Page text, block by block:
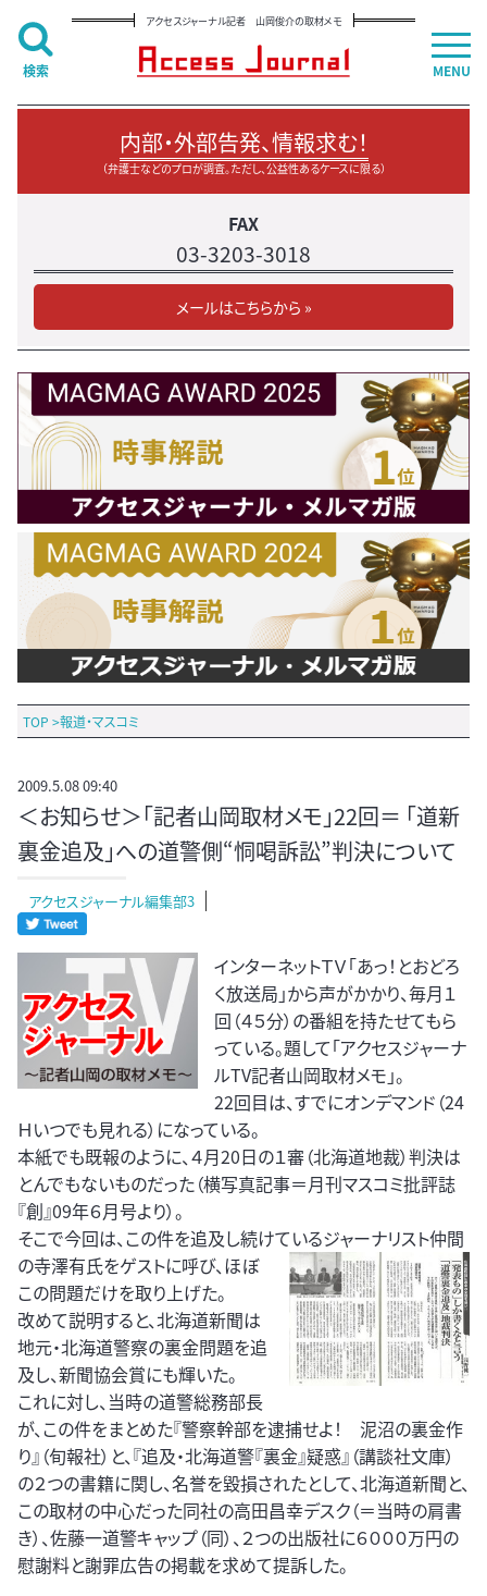
アクセスジャーナル記者 山岡俊介の取材メモ
内部・外部告発、情報求む！
（弁護士などのプロが調査。ただし、公益性あるケースに限る）
FAX
03-3203-3018
メールはこちらから »
TOP >報道・マスコミ
2009.5.08 09:40
＜お知らせ＞「記者山岡取材メモ」22回＝ 「道新
裏金追及」への道警側“恫喝訴訟”判決について
アクセスジャーナル編集部3
インターネットＴＶ「あっ！とおどろ
く放送局」から声がかかり、毎月１
回（４５分）の番組を持たせてもら
っている。題して「アクセスジャーナ
ルTV記者山岡取材メモ」。
22回目は、すでにオンデマンド（24
Ｈいつでも見れる）になっている。
本紙でも既報のように、４月20日の１審（北海道地裁）判決は
とんでもないものだった（横写真記事＝月刊マスコミ批評誌
『創』09年６月号より）。
そこで今回は、この件を追及し続けているジャーナリスト仲間
の寺澤有氏をゲストに呼び、ほぼ
この問題だけを取り上げた。
改めて説明すると、北海道新聞は
地元・北海道警察の裏金問題を追
及し、新聞協会賞にも輝いた。
これに対し、当時の道警総務部長
が、この件をまとめた『警察幹部を逮捕せよ！ 泥沼の裏金作
り』（旬報社）と、『追及・北海道警『裏金』疑惑』（講談社文庫）
の２つの書籍に関し、名誉を毀損されたとして、北海道新聞と、
この取材の中心だった同社の高田昌幸デスク（＝当時の肩書
き）、佐藤一道警キャップ（同）、２つの出版社に６０００万円の
慰謝料と謝罪広告の掲載を求めて提訴した。
MENU
検索